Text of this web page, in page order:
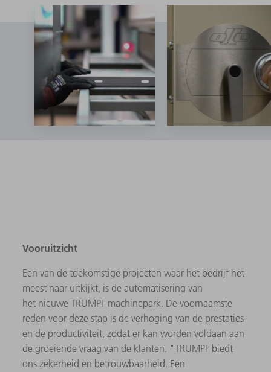
Vooruitzicht
Een van de toekomstige projecten waar het bedrijf het
meest naar uitkijkt, is de automatisering van
het nieuwe TRUMPF machinepark. De voornaamste
reden voor deze stap is de verhoging van de prestaties
en de productiviteit, zodat er kan worden voldaan aan
de groeiende vraag van de klanten. "TRUMPF biedt
ons zekerheid en betrouwbaarheid. Een